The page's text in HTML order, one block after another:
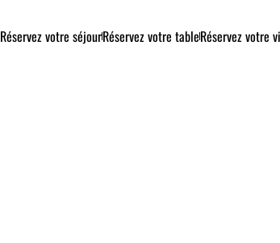
Réservez votre séjourRéservez votre tableRéservez votre